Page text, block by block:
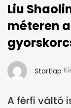
Liu
méteren
Startlap
A férfi váltó